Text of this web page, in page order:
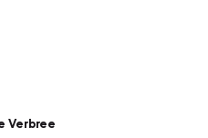
Verbree